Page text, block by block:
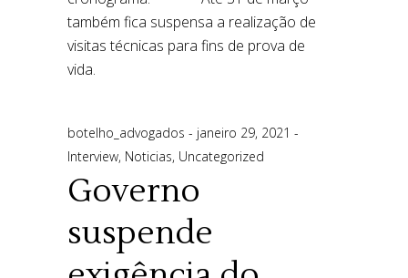
botelho_advogados
janeiro 29, 2021
Interview, Noticias, Uncategorized
Governo
suspende